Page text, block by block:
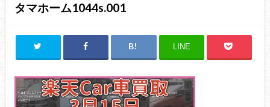
タマホーム1044s.001
LINE